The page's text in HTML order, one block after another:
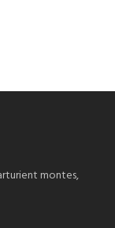
montes,